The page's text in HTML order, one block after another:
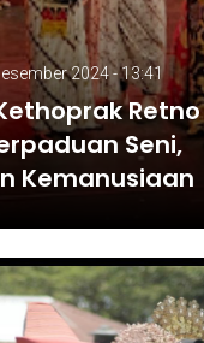
2024 - 13:41
Retno
Seni,
Kemanusiaan